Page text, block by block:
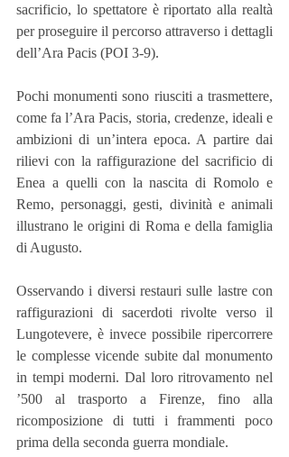
sacrificio, lo spettatore è riportato alla realtà
per proseguire il percorso attraverso i dettagli
dell’Ara Pacis (POI 3-9).
Pochi monumenti sono riusciti a trasmettere,
come fa l’Ara Pacis, storia, credenze, ideali e
ambizioni di un’intera epoca. A partire dai
rilievi con la raffigurazione del sacrificio di
Enea a quelli con la nascita di Romolo e
Remo, personaggi, gesti, divinità e animali
illustrano le origini di Roma e della famiglia
di Augusto.
Osservando i diversi restauri sulle lastre con
raffigurazioni di sacerdoti rivolte verso il
Lungotevere, è invece possibile ripercorrere
le complesse vicende subite dal monumento
in tempi moderni. Dal loro ritrovamento nel
’500 al trasporto a Firenze, fino alla
ricomposizione di tutti i frammenti poco
prima della seconda guerra mondiale.